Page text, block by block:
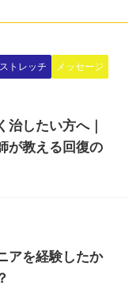
トレッチ メッセージ
治したい方へ｜
が教える回復の
アを経験したか